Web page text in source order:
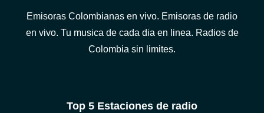
Emisoras Colombianas en vivo. Emisoras de radio
en vivo. Tu musica de cada dia en linea. Radios de
Colombia sin limites.
Top 5 Estaciones de radio